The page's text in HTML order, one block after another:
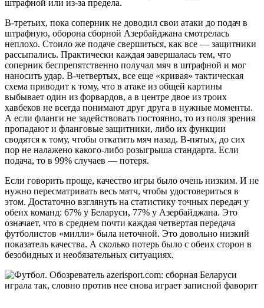
штрафной или из-за предела.
В-третьих, пока соперник не доводил свои атаки до подач в
штрафную, оборона сборной Азербайджана смотрелась
неплохо. Стоило же подаче свершиться, как все — защитники
рассыпались. Практически каждая завершалась тем, что
соперник беспрепятственно получал мяч в штрафной и мог
наносить удар. В-четвертых, все еще «кривая» тактическая
схема приводит к тому, что в атаке из общей картины
выбывает один из форвардов, а в центре двое из троих
хавбеков не всегда понимают друг друга в нужные моменты.
А если фланги не задействовать постоянно, то из поля зрения
пропадают и фланговые защитники, либо их функции
сводятся к тому, чтобы откатить мяч назад. В-пятых, до сих
пор не налажено какого-либо розыгрыша стандарта. Если
подача, то в 99% случаев — потеря.
Если говорить проще, качество игры было очень низким. И не
нужно пересматривать весь матч, чтобы удостовериться в
этом. Достаточно взглянуть на статистику точных передач у
обеих команд: 67% у Беларуси, 77% у Азербайджана. Это
означает, что в среднем почти каждая четвертая передача
футболистов «милли» была неточной. Это довольно низкий
показатель качества. А сколько потерь было с обеих сторон в
безобидных и необязательных ситуациях.